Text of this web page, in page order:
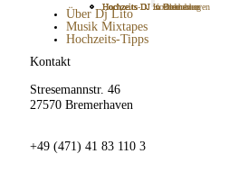
Hochzeits DJ in Bremen
Hochzeits DJ in Bremerhaven
Hochzeits DJ in Cuxhaven
Hochzeits DJ in Oldenburg
Hochzeits-DJ Kosten
Über Dj Lito
Musik Mixtapes
Hochzeits-Tipps
Kontakt
Stresemannstr. 46
27570 Bremerhaven
+49 (471) 41 83 110 3